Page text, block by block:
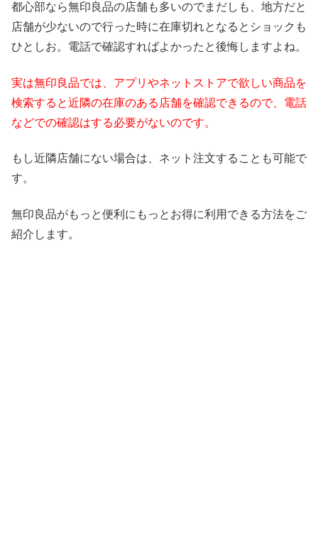
都心部なら無印良品の店舗も多いのでまだしも、地方だと
店舗が少ないので行った時に在庫切れとなるとショックも
ひとしお。電話で確認すればよかったと後悔しますよね。
実は無印良品では、アプリやネットストアで欲しい商品を
検索すると近隣の在庫のある店舗を確認できるので、電話
などでの確認はする必要がないのです。
もし近隣店舗にない場合は、ネット注文することも可能で
す。
無印良品がもっと便利にもっとお得に利用できる方法をご
紹介します。